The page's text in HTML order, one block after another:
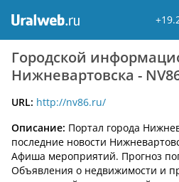
Городской
Нижневартовска -
URL: http://nv86.ru/
Описание: Портал города
последние новости
Афиша мероприятий. Прогноз
Объявления о недвижимости и